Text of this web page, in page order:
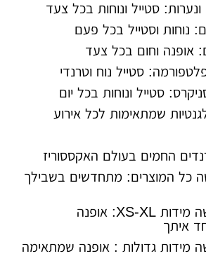
סטייל ונוחות בכל צעד
וסטייל בכל פעם
וחום בכל צעד
סטייל נוח וטרנדי
ונוחות בכל יום
שמתאימות לכל אירוע
בעולם האקססוריז
מתחדשים בשבילך
קולקציה חדשה מידות XS-XL: אופנה
גדולות : אופנה שמתאימה